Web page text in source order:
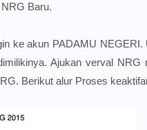
Baru.
ke akun PADAMU
Ajukan verval
Berikut alur Proses